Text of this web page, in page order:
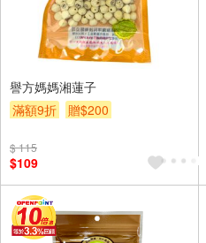
譽方媽媽湘蓮子
滿額9折
贈$200
$ 115
$109